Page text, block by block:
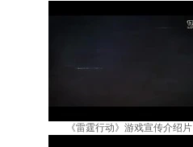
《雷霆行动》游戏宣传介绍片